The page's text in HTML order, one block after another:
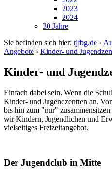
2023
2024
30 Jahre
Sie befinden sich hier: tjfbg.de ›
Angebote › Kinder- und
Kinder- und
Einfach dabei sein. Wenn die
Kinder- und Jugendzentren an.
bis hin zum "nur"
wir Kindern, Jugendlichen und
vielseitiges Freizeitangebot.
Der Jugendclub in Mitte